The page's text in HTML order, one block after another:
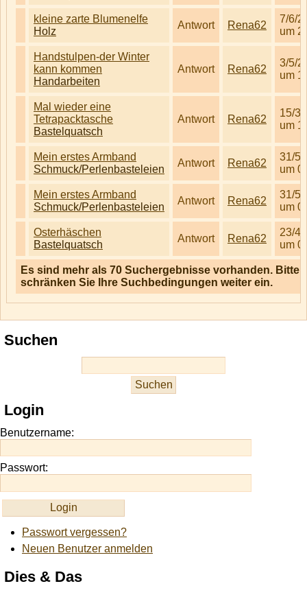
kleine zarte Blumenelfe
Holz
Antwort Rena62
7/6/
um
Handstulpen-der Winter
kann kommen
Handarbeiten
Antwort Rena62
3/5/
um
Mal wieder eine
Tetrapacktasche
Bastelquatsch
Antwort Rena62
15/3/
um
Mein erstes Armband
Schmuck/Perlenbasteleien
Antwort Rena62
31/5/
um
Mein erstes Armband
Schmuck/Perlenbasteleien
Antwort Rena62
31/5/
um
Osterhäschen
Bastelquatsch
Antwort Rena62
23/4/
um
Es sind mehr als 70 Suchergebnisse vorhanden. Bitte
schränken Sie Ihre Suchbedingungen weiter ein.
Suchen
Login
Benutzername:
Passwort:
Passwort vergessen?
Neuen Benutzer anmelden
Dies & Das